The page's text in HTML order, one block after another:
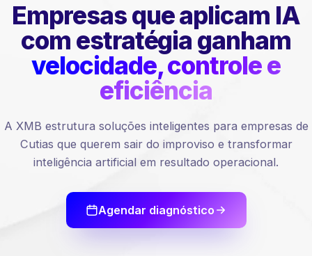
Empresas que aplicam IA
com estratégia ganham
velocidade, controle e
eficiência
A XMB estrutura soluções inteligentes para empresas de
Cutias que querem sair do improviso e transformar
inteligência artificial em resultado operacional.
Agendar diagnóstico